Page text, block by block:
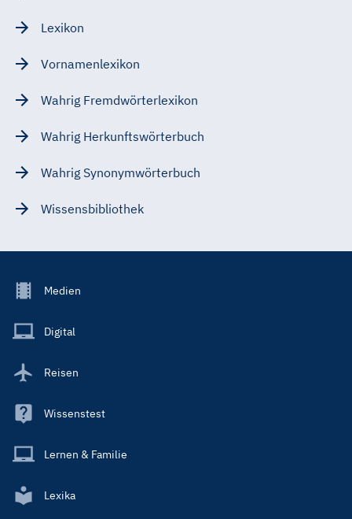
Lexikon
Vornamenlexikon
Wahrig Fremdwörterlexikon
Wahrig Herkunftswörterbuch
Wahrig Synonymwörterbuch
Wissensbibliothek
Footer
Main
Medien
Digital
Reisen
Wissenstest
Lernen & Familie
Lexika